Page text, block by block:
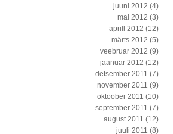
juuni 2012 (4)
mai 2012 (3)
aprill 2012 (12)
märts 2012 (5)
veebruar 2012 (9)
jaanuar 2012 (12)
detsember 2011 (7)
november 2011 (9)
oktoober 2011 (10)
september 2011 (7)
august 2011 (12)
juuli 2011 (8)